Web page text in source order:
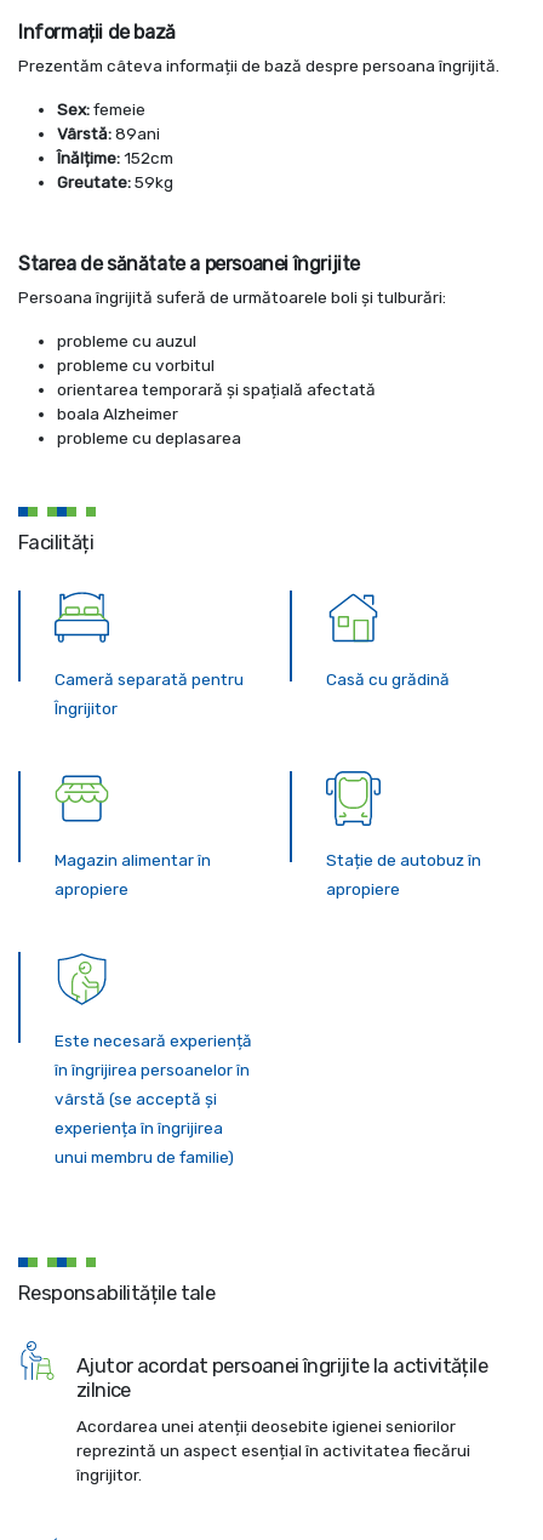
Informații de bază
Prezentăm câteva informații de bază despre persoana îngrijită.
Sex:femeie
Vârstă:89ani
Înălțime:152cm
Greutate:59kg
Starea de sănătate a persoanei îngrijite
Persoana îngrijită suferă de următoarele boli și tulburări:
probleme cu auzul
probleme cu vorbitul
orientarea temporară și spațială afectată
boala Alzheimer
probleme cu deplasarea
Facilități
Cameră separată pentru
Îngrijitor
Casă cu grădină
Magazin alimentar în
apropiere
Stație de autobuz în
apropiere
Este necesară experiență
în îngrijirea persoanelor în
vârstă (se acceptă și
experiența în îngrijirea
unui membru de familie)
Responsabilitățile tale
Ajutor acordat persoanei îngrijite la activitățile
zilnice
Acordarea unei atenții deosebite igienei seniorilor
reprezintă un aspect esențial în activitatea fiecărui
îngrijitor.